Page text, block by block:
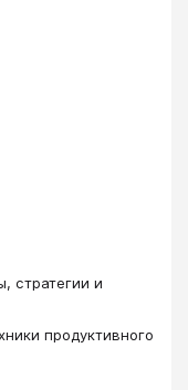
стратегии и
продуктивного